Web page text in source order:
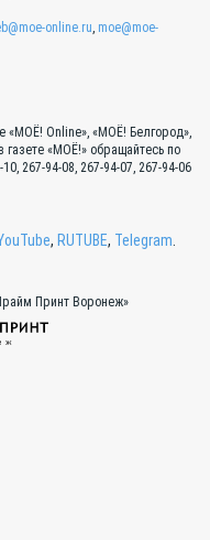
online.ru moe@moe-
Online», «МОЁ! Белгород»,
«МОЁ!» обращайтесь по
267-94-08, 267-94-07, 267-94-06
, RUTUBE, Telegram
Принт Воронеж»